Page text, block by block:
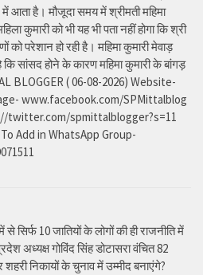
आता है। मौजूदा समय में श्रीमती महिमा
कुमारी को भी यह भी पता नहीं होगा कि श्री
परेशान हो रही है। महिमा कुमारी मेवाड़
सांसद होने के कारण महिमा कुमारी के बांगड़
BLOGGER ( 06-08-2026) Website-
www.facebook.com/SPMittalblog
twitter.com/spmittalblogger?s=11
Add in WhatsApp Group-
सिर्फ 10 जातियों के लोगों की ही राजनीति में
अध्यक्ष गोविंद सिंह डोटासरा वंचित 82
निकायों के चुनाव में उम्मीद बनाएंगे?